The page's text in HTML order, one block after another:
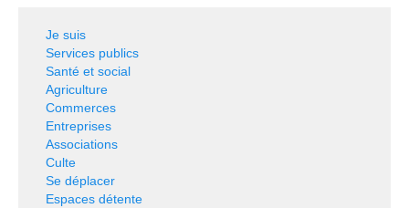
Je suis
Services publics
Santé et social
Agriculture
Commerces
Entreprises
Associations
Culte
Se déplacer
Espaces détente